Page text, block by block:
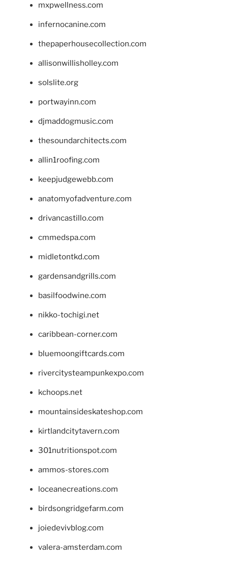
mxpwellness.com
infernocanine.com
thepaperhousecollection.com
allisonwillisholley.com
solslite.org
portwayinn.com
djmaddogmusic.com
thesoundarchitects.com
allin1roofing.com
keepjudgewebb.com
anatomyofadventure.com
drivancastillo.com
cmmedspa.com
midletontkd.com
gardensandgrills.com
basilfoodwine.com
nikko-tochigi.net
caribbean-corner.com
bluemoongiftcards.com
rivercitysteampunkexpo.com
kchoops.net
mountainsideskateshop.com
kirtlandcitytavern.com
301nutritionspot.com
ammos-stores.com
loceanecreations.com
birdsongridgefarm.com
joiedevivblog.com
valera-amsterdam.com